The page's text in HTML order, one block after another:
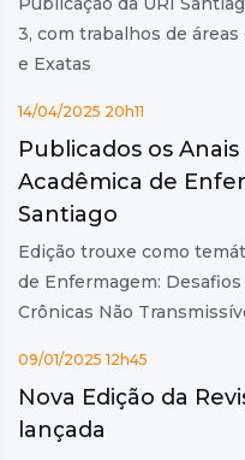
3, com trabalhos de áreas
e Exatas
14/04/2025 20h11
Publicados os Anais
Acadêmica de
Santiago
Edição trouxe como
de Enfermagem:
Crônicas Não
09/01/2025 12h45
Nova Edição da
lançada